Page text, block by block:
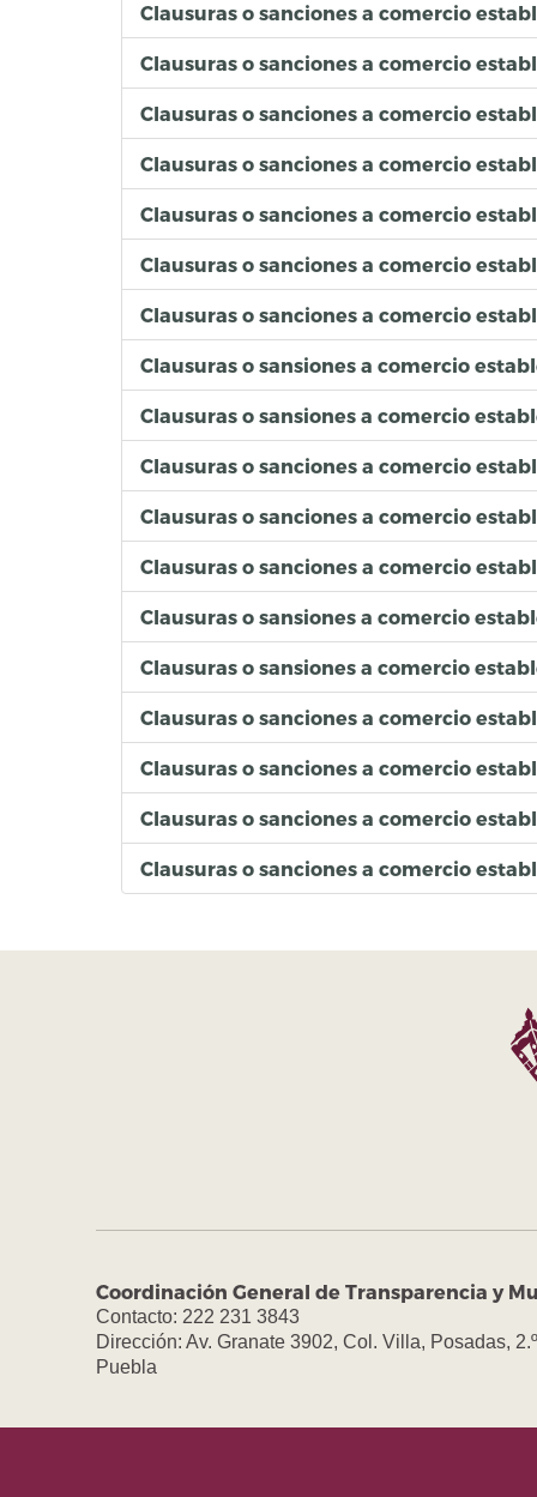
Clausuras o sanciones a comercio
Clausuras o sanciones a comercio
Clausuras o sanciones a comercio
Clausuras o sanciones a comercio
Clausuras o sanciones a comercio
Clausuras o sanciones a comercio
Clausuras o sanciones a comercio
Clausuras o sansiones a comercio
Clausuras o sansiones a comercio
Clausuras o sanciones a comercio
Clausuras o sanciones a comercio
Clausuras o sanciones a comercio
Clausuras o sansiones a comercio
Clausuras o sansiones a comercio
Clausuras o sanciones a comercio
Clausuras o sanciones a comercio
Clausuras o sanciones a comercio
Clausuras o sanciones a comercio
Coordinación General de Transparencia y
Contacto: 222 231 3843
Dirección: Av. Granate 3902, Col. Villa, Posadas,
Puebla